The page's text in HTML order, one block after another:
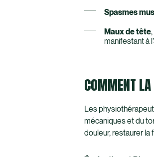
Spasmes
Maux de tête
manifestant à
COMMENT
Les
mécaniques et du
douleur, restaurer la